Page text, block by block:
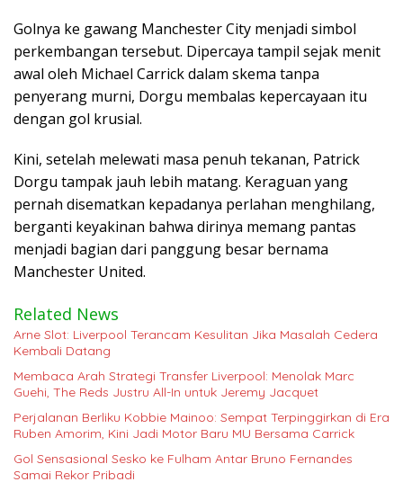
Golnya ke gawang Manchester City menjadi simbol
perkembangan tersebut. Dipercaya tampil sejak menit
awal oleh Michael Carrick dalam skema tanpa
penyerang murni, Dorgu membalas kepercayaan itu
dengan gol krusial.
Kini, setelah melewati masa penuh tekanan, Patrick
Dorgu tampak jauh lebih matang. Keraguan yang
pernah disematkan kepadanya perlahan menghilang,
berganti keyakinan bahwa dirinya memang pantas
menjadi bagian dari panggung besar bernama
Manchester United.
Related News
Arne Slot: Liverpool Terancam Kesulitan Jika Masalah Cedera
Kembali Datang
Membaca Arah Strategi Transfer Liverpool: Menolak Marc
Guehi, The Reds Justru All-In untuk Jeremy Jacquet
Perjalanan Berliku Kobbie Mainoo: Sempat Terpinggirkan di Era
Ruben Amorim, Kini Jadi Motor Baru MU Bersama Carrick
Gol Sensasional Sesko ke Fulham Antar Bruno Fernandes
Samai Rekor Pribadi